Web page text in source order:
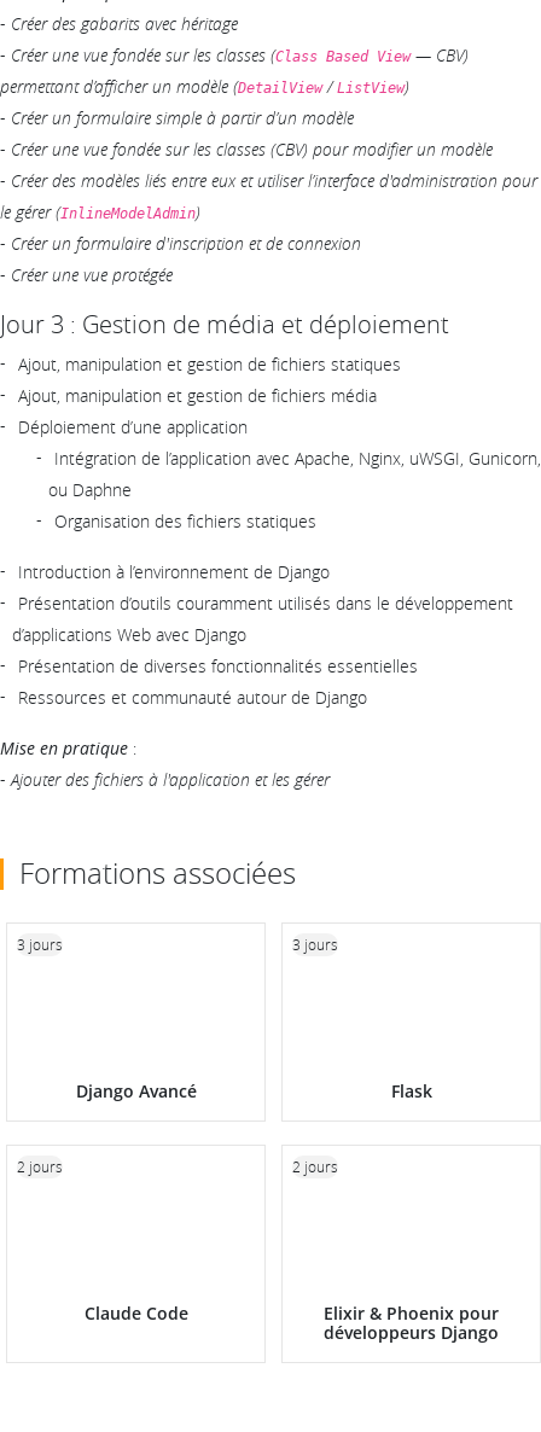
- Créer des gabarits avec héritage
- Créer une vue fondée sur les classes (Class Based View— CBV)
permettant d’afficher un modèle (DetailView/ListView)
- Créer un formulaire simple à partir d’un modèle
- Créer une vue fondée sur les classes (CBV) pour modifier un modèle
- Créer des modèles liés entre eux et utiliser l’interface d'administration pour
le gérer (InlineModelAdmin)
- Créer un formulaire d'inscription et de connexion
- Créer une vue protégée
Jour 3 : Gestion de média et déploiement
Ajout, manipulation et gestion de fichiers statiques
Ajout, manipulation et gestion de fichiers média
Déploiement d’une application
Intégration de l’application avec Apache, Nginx, uWSGI, Gunicorn,
ou Daphne
Organisation des fichiers statiques
Introduction à l’environnement de Django
Présentation d’outils couramment utilisés dans le développement
d’applications Web avec Django
Présentation de diverses fonctionnalités essentielles
Ressources et communauté autour de Django
Mise en pratique :
-Ajouter des fichiers à l'application et les gérer
Formations associées
Django Avancé
3 jours
Flask
3 jours
Claude Code
2 jours
Elixir & Phoenix pour
développeurs Django
2 jours